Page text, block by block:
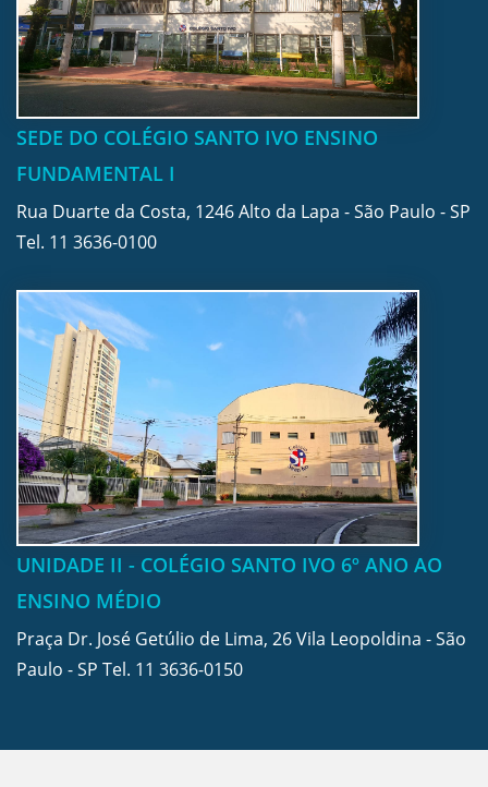
SEDE DO COLÉGIO SANTO IVO ENSINO
FUNDAMENTAL I
Rua Duarte da Costa, 1246 Alto da Lapa - São Paulo - SP
Tel. 11 3636-0100
UNIDADE II - COLÉGIO SANTO IVO 6º ANO AO
ENSINO MÉDIO
Praça Dr. José Getúlio de Lima, 26 Vila Leopoldina - São
Paulo - SP Tel. 11 3636-0150